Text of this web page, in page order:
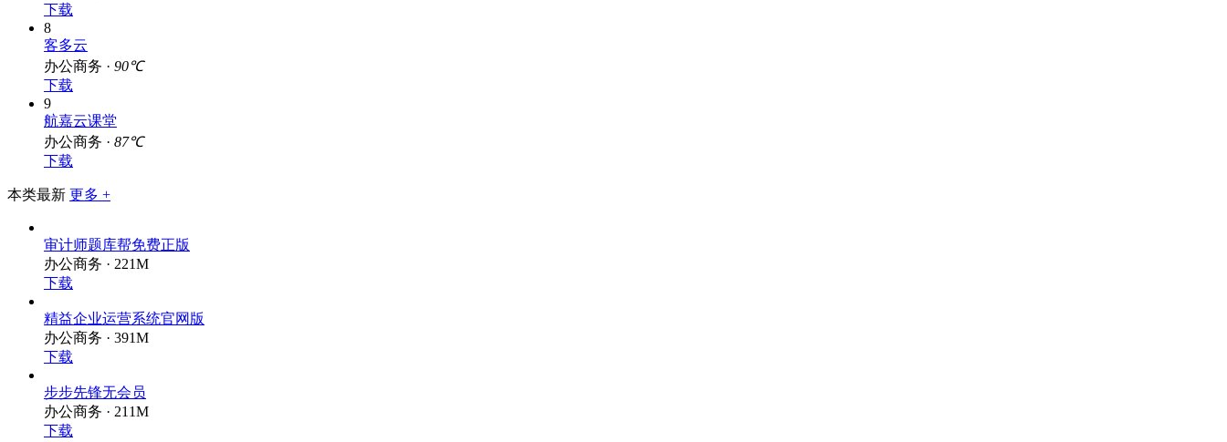
下载
8
客多云
办公商务 · 90℃
下载
9
航嘉云课堂
办公商务 · 87℃
下载
本类最新 更多 +
审计师题库帮免费正版
办公商务 · 221M
下载
精益企业运营系统官网版
办公商务 · 391M
下载
步步先锋无会员
办公商务 · 211M
下载